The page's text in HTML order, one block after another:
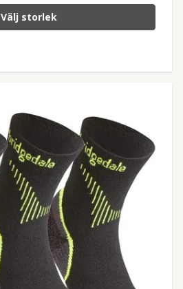
Välj storlek